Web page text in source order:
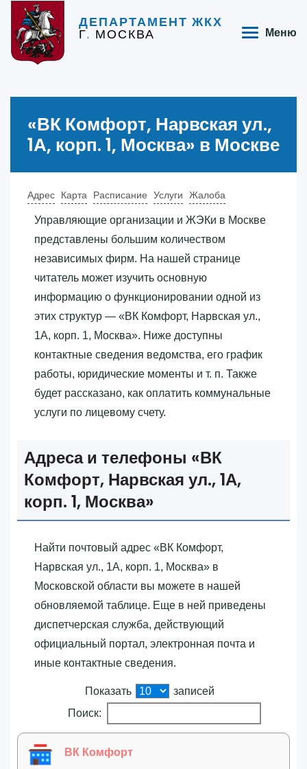
ДЕПАРТАМЕНТ ЖКХ
Г. МОСКВА Меню
«‎ВК Комфорт, Нарвская ул.,
1А, корп. 1, Москва»‎ в Москве
Адрес Карта Расписание Услуги Жалоба
Управляющие организации и ЖЭКи в Москве
представлены большим количеством
независимых фирм. На нашей странице
читатель может изучить основную
информацию о функционировании одной из
этих структур — «‎ВК Комфорт, Нарвская ул.,
1А, корп. 1, Москва»‎. Ниже доступны
контактные сведения ведомства, его график
работы, юридические моменты и т. п. Также
будет рассказано, как оплатить коммунальные
услуги по лицевому счету.
Адреса и телефоны «‎ВК
Комфорт, Нарвская ул., 1А,
корп. 1, Москва»‎
Найти почтовый адрес «‎ВК Комфорт,
Нарвская ул., 1А, корп. 1, Москва»‎ в
Московской области вы можете в нашей
обновляемой таблице. Еще в ней приведены
диспетчерская служба, действующий
официальный портал, электронная почта и
иные контактные сведения.
Показать
записей
Поиск:
ВК Комфорт